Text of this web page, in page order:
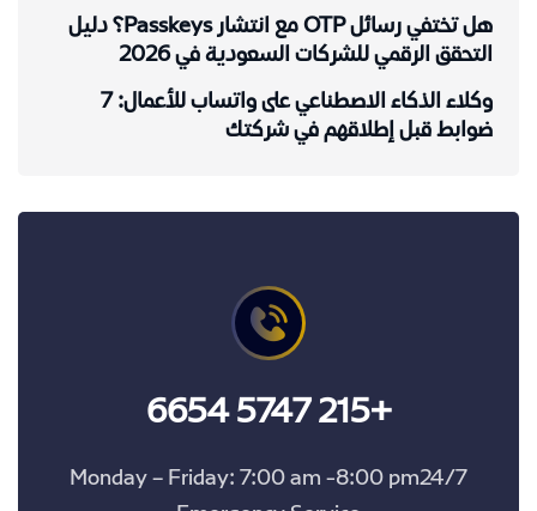
هل تختفي رسائل OTP مع انتشار Passkeys؟ دليل
التحقق الرقمي للشركات السعودية في 2026
وكلاء الذكاء الاصطناعي على واتساب للأعمال: 7
ضوابط قبل إطلاقهم في شركتك
+215 5747 6654
Monday – Friday: 7:00 am -8:00 pm24/7